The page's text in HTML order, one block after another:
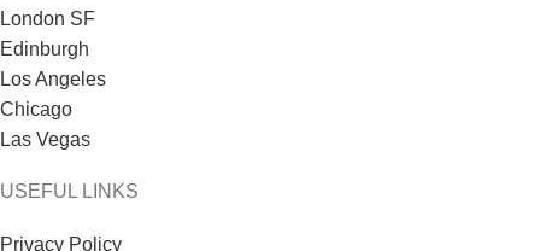
London SF
Edinburgh
Los Angeles
Chicago
Las Vegas
USEFUL LINKS
Privacy Policy